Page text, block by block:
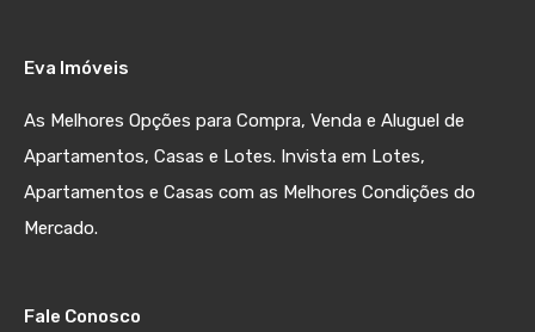
Eva Imóveis
As Melhores Opções para Compra, Venda e Aluguel de
Apartamentos, Casas e Lotes. Invista em Lotes,
Apartamentos e Casas com as Melhores Condições do
Mercado.
Fale Conosco